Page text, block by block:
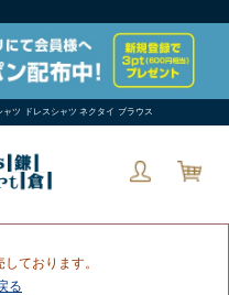
ャツ ドレスシャツ ネクタイ ブラウス
ております。
る